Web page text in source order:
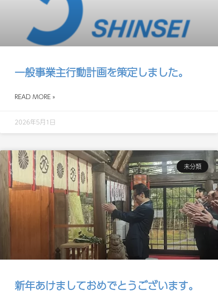
一般事業主行動計画を策定しました。
READ MORE »
2026年5月1日
未分類
新年あけましておめでとうございます。